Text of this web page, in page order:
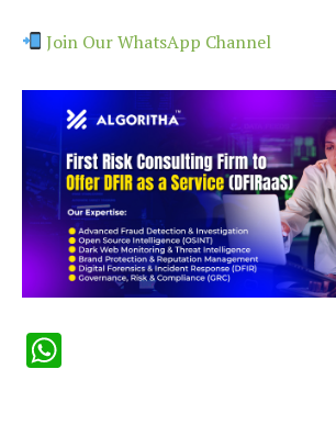
Join Our WhatsApp Channel